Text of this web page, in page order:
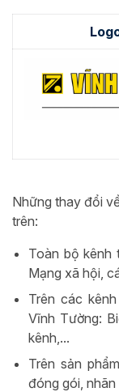
Những thay đổi
trên:
Toàn bộ kênh
Mạng xã hội,
Trên các
Vĩnh Tường:
kênh,...
Trên sản
đóng gói, nhãn